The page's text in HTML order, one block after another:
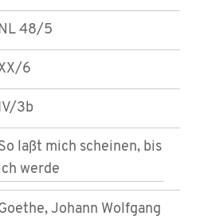
48/5
6
3b
laßt mich scheinen, bis
werde
Johann Wolfgang